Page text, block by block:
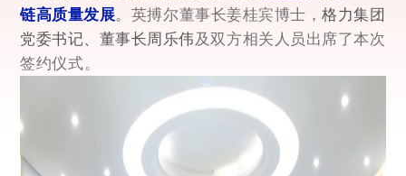
链高质量发展。 英搏尔董事长姜桂宾博士 ，格力集团
党委书记、董事长周乐伟及双方相关人员 出席了本次
签约仪式。